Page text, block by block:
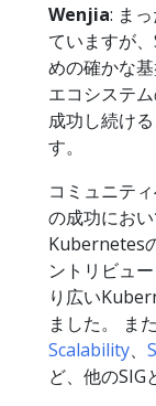
Wenjia: ま
ていますが
めの確かな
エコシステ
成功し続け
す。
コミュニテ
の成功にお
Kubernetes
ントリビュ
り広い
ました。 また
Scalability、
ど、他のSIG